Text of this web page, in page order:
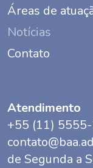
Áreas de
Notícias
Contato
Atendimento
+55 (11)
de Segunda a